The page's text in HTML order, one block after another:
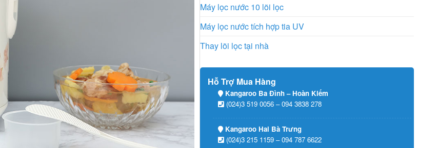
Máy lọc nước 10 lõi lọc
Máy lọc nước tích hợp tia UV
Thay lõi lọc tại nhà
Hỗ Trợ Mua Hàng
Kangaroo Ba Đình – Hoàn Kiếm
(024)3 519 0056 – 094 3838 278
Kangaroo Hai Bà Trưng
(024)3 215 1159 – 094 787 6622